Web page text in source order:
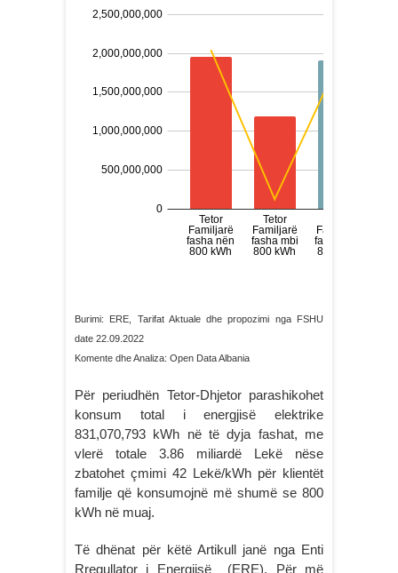
Burimi: ERE, Tarifat Aktuale dhe propozimi nga FSHU
date 22.09.2022
Komente dhe Analiza: Open Data Albania
Për periudhën Tetor-Dhjetor parashikohet
konsum total i energjisë elektrike
831,070,793 kWh në të dyja fashat, me
vlerë totale 3.86 miliardë Lekë nëse
zbatohet çmimi 42 Lekë/kWh për klientët
familje që konsumojnë më shumë se 800
kWh në muaj.
Të dhënat për këtë Artikull janë nga Enti
Rregullator i Energjisë (ERE). Për më